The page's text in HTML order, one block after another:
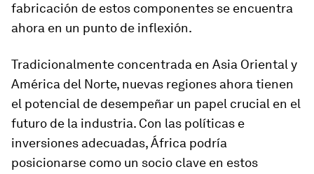
fabricación de estos componentes se encuentra
ahora en un punto de inflexión.
Tradicionalmente concentrada en Asia Oriental y
América del Norte, nuevas regiones ahora tienen
el potencial de desempeñar un papel crucial en el
futuro de la industria. Con las políticas e
inversiones adecuadas, África podría
posicionarse como un socio clave en estos